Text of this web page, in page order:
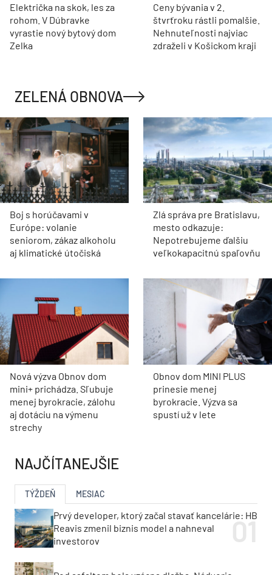
Električka na skok, les za
rohom. V Dúbravke
vyrastie nový bytový dom
Zelka
Ceny bývania v 2.
štvrťroku rástli pomalšie.
Nehnuteľnosti najviac
zdraželi v Košickom kraji
ZELENÁ OBNOVA
Boj s horúčavami v
Európe: volanie
seniorom, zákaz alkoholu
aj klimatické útočiská
Zlá správa pre Bratislavu,
mesto odkazuje:
Nepotrebujeme ďalšiu
veľkokapacitnú spaľovňu
Nová výzva Obnov dom
mini+ prichádza. Sľubuje
menej byrokracie, zálohu
aj dotáciu na výmenu
strechy
Obnov dom MINI PLUS
prinesie menej
byrokracie. Výzva sa
spustí už v lete
NAJČÍTANEJŠIE
TÝŽDEŇ MESIAC
Prvý developer, ktorý začal stavať kancelárie: HB
Reavis zmenil biznis model a nahneval
investorov